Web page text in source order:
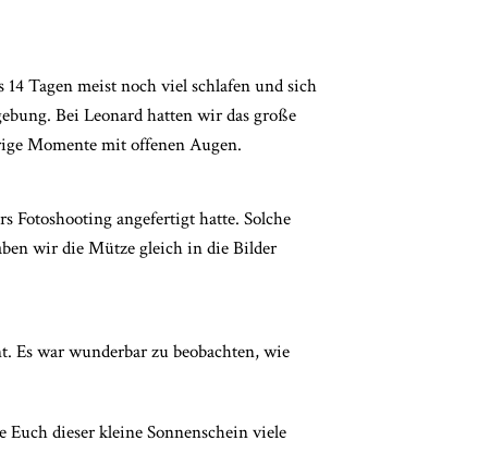
Tagen meist noch viel schlafen und sich
Bei Leonard hatten wir das große
Momente mit offenen Augen.
Fotoshooting angefertigt hatte. Solche
wir die Mütze gleich in die Bilder
Es war wunderbar zu beobachten, wie
dieser kleine Sonnenschein viele